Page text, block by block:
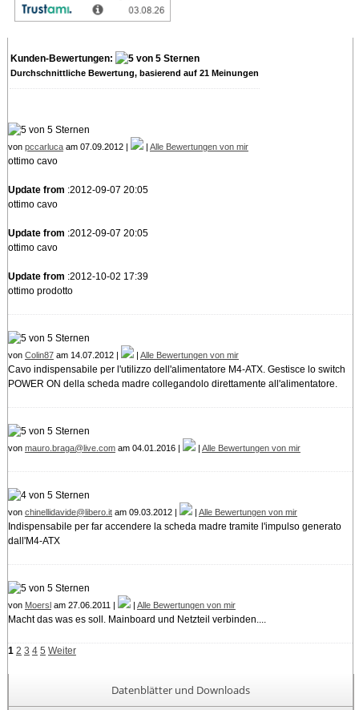
Kunden-Bewertungen:
Durchschnittliche Bewertung, basierend auf 21Meinungen
von pccarlucaam 07.09.2012 | | Alle Bewertungen von mir
ottimo cavo
Update from :2012-09-07 20:05
ottimo cavo
Update from :2012-09-07 20:05
ottimo cavo
Update from :2012-10-02 17:39
ottimo prodotto
von Colin87am 14.07.2012 | | Alle Bewertungen von mir
Cavo indispensabile per l'utilizzo dell'alimentatore M4-ATX. Gestisce lo switch
POWER ON della scheda madre collegandolo direttamente all'alimentatore.
von mauro.braga@live.comam 04.01.2016 | | Alle Bewertungen von mir
von chinellidavide@libero.itam 09.03.2012 | | Alle Bewertungen von mir
Indispensabile per far accendere la scheda madre tramite l'impulso generato
dall'M4-ATX
von Moerslam 27.06.2011 | | Alle Bewertungen von mir
Macht das was es soll. Mainboard und Netzteil verbinden....
1 2 3 4 5 Weiter
Datenblätter und Downloads